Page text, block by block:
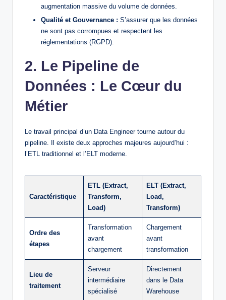
augmentation massive du volume de données.
Qualité et Gouvernance : S’assurer que les données
ne sont pas corrompues et respectent les
réglementations (RGPD).
2. Le Pipeline de
Données : Le Cœur du
Métier
Le travail principal d’un Data Engineer tourne autour du
pipeline. Il existe deux approches majeures aujourd’hui :
l’ETL traditionnel et l’ELT moderne.
Caractéristique
ETL (Extract,
Transform,
Load)
ELT (Extract,
Load,
Transform)
Ordre des
étapes
Transformation
avant
chargement
Chargement
avant
transformation
Lieu de
traitement
Serveur
intermédiaire
spécialisé
Directement
dans le Data
Warehouse